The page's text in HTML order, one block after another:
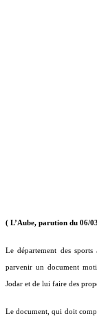
( L’Aube, parution du 06/
Le département des
parvenir un document
Jodar et de lui faire des
Le document, qui doit